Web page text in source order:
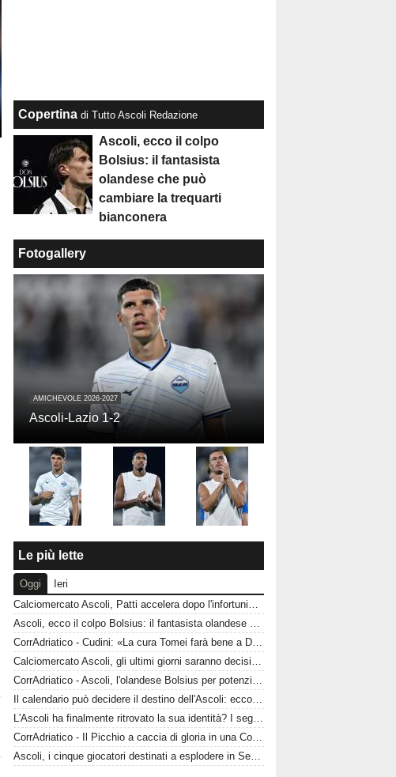
Copertina di Tutto Ascoli Redazione
Ascoli, ecco il colpo
Bolsius: il fantasista
olandese che può
cambiare la trequarti
bianconera
Fotogallery
AMICHEVOLE 2026-2027
Ascoli-Lazio 1-2
Le più lette
Oggi
Ieri
Calciomercato Ascoli, Patti accelera dopo l'infortunio di Alagna: due difensori del Pescara nel mirino del Picchio
Ascoli, ecco il colpo Bolsius: il fantasista olandese che può cambiare la trequarti bianconera
CorrAdriatico - Cudini: «La cura Tomei farà bene a Don»
Calciomercato Ascoli, gli ultimi giorni saranno decisivi: cosa manca davvero alla squadra di Tomei?
CorrAdriatico - Ascoli, l'olandese Bolsius per potenziare l'attacco
Il calendario può decidere il destino dell'Ascoli: ecco i mesi nei quali il Picchio si giocherà la stagione
L'Ascoli ha finalmente ritrovato la sua identità? I segnali fanno ben sperare i tifosi
CorrAdriatico - Il Picchio a caccia di gloria in una Coppa Italia ostica
Ascoli, i cinque giocatori destinati a esplodere in Serie B: Tomei punta su di loro